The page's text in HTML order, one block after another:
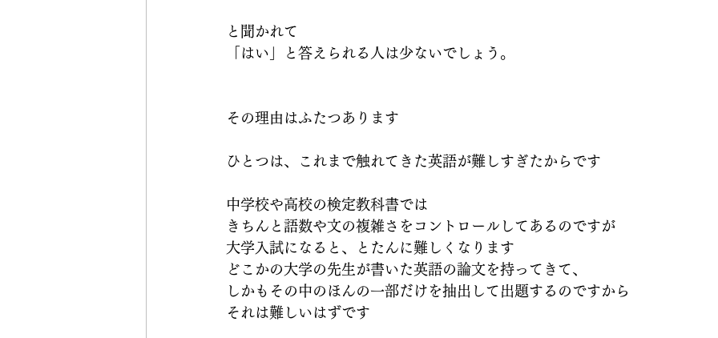
と聞かれて
「はい」と答えられる人は少ないでしょう。
その理由はふたつあります
ひとつは、これまで触れてきた英語が難しすぎたからです
中学校や高校の検定教科書では
きちんと語数や文の複雑さをコントロールしてあるのですが
大学入試になると、とたんに難しくなります
どこかの大学の先生が書いた英語の論文を持ってきて、
しかもその中のほんの一部だけを抽出して出題するのですから
それは難しいはずです